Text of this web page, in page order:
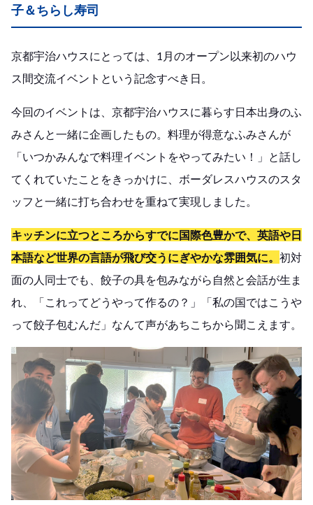
子＆ちらし寿司
京都宇治ハウスにとっては、1月のオープン以来初のハウ
ス間交流イベントという記念すべき日。
今回のイベントは、京都宇治ハウスに暮らす日本出身のふ
みさんと一緒に企画したもの。料理が得意なふみさんが
「いつかみんなで料理イベントをやってみたい！」と話し
てくれていたことをきっかけに、ボーダレスハウスのスタ
ッフと一緒に打ち合わせを重ねて実現しました。
キッチンに立つところからすでに国際色豊かで、英語や日
本語など世界の言語が飛び交うにぎやかな雰囲気に。 初対
面の人同士でも、餃子の具を包みながら自然と会話が生ま
れ、「これってどうやって作るの？」「私の国ではこうや
って餃子包むんだ 」なんて声があちこちから聞こえます。